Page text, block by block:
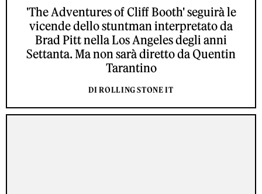
'The Adventures of Cliff Booth' seguirà le
vicende dello stuntman interpretato da
Brad Pitt nella Los Angeles degli anni
Settanta. Ma non sarà diretto da Quentin
Tarantino
DI ROLLING STONE IT